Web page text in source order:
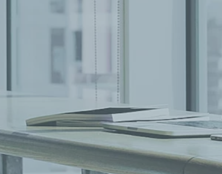
CON
OBRA
IVA incl. No pagues nada hasta
completar el cuestionario
¡ A tu ritmo!
REGÍSTRATE AHORA
GRATIS